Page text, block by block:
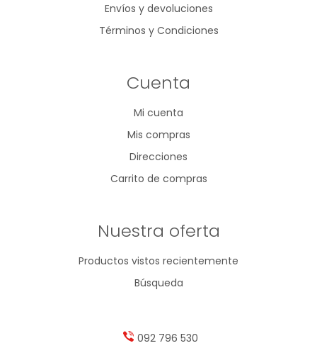
Envíos y devoluciones
Términos y Condiciones
Cuenta
Mi cuenta
Mis compras
Direcciones
Carrito de compras
Nuestra oferta
Productos vistos recientemente
Búsqueda
092 796 530